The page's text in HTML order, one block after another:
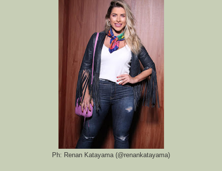
Ph: Renan Katayama (@renankatayama)